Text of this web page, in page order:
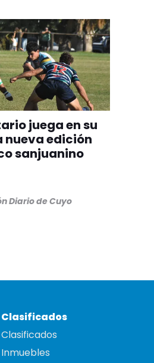
juega en su
nueva edición
sanjuanino
Diario de Cuyo
Clasificados
Clasificados
Inmuebles